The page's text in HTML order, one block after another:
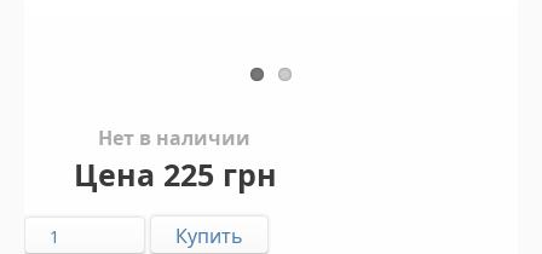
Нет в наличии
Цена 225 грн